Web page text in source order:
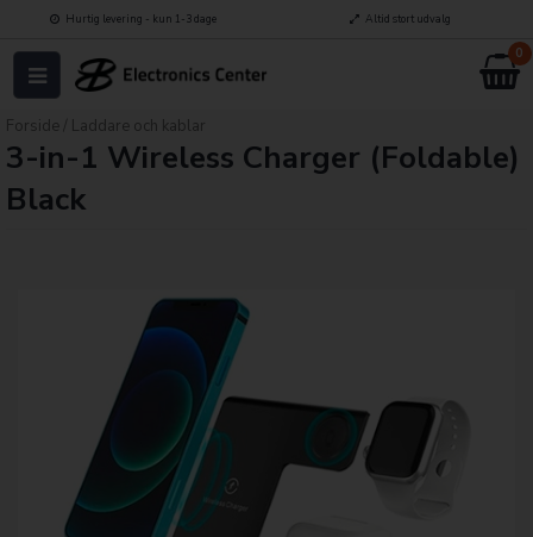
Hurtig levering - kun 1-3 dage Altid stort udvalg
0
Forside Laddare och kablar
3-in-1 Wireless Charger (Foldable)
Black